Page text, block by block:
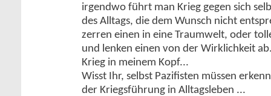
irgendwo führt man Krieg gegen sich
des Alltags, die dem Wunsch nicht
zerren einen in eine Traumwelt, oder
und lenken einen von der Wirklichkeit
Krieg in meinem Kopf...
Wisst Ihr, selbst Pazifisten müssen
der Kriegsführung in Alltagsleben ...